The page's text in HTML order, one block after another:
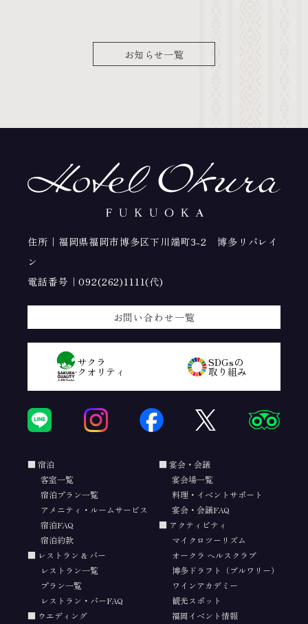
お知らせ一覧
住所｜福岡県福岡市博多区下川端町3-2 博多リバレイ
ン
電話番号｜092(262)1111(代)
お問い合わせ一覧
サクラ
クオリティ
SDGsの
取り組み
宿泊
客室一覧
宿泊プラン一覧
アメニティ・ルームサービス
宿泊FAQ
宿泊約款
レストラン & バー
レストラン一覧
プラン一覧
レストラン・バーFAQ
ウエディング
宴会・会議
宴会場一覧
料理・イベントサポート
宴会・会議FAQ
アクティビティ
マイクロツーリズム
オークラ ヘルスクラブ
博多ドラフト（ブルワリー）
ワインアカデミー
観光スポット
福岡イベント情報